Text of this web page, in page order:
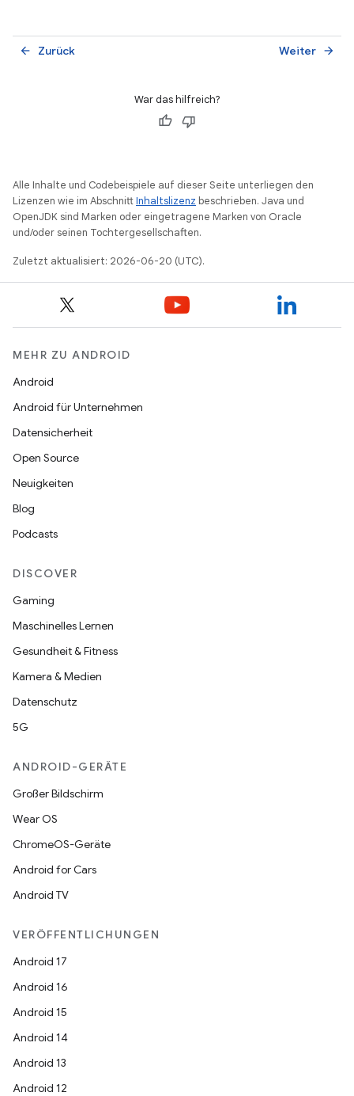
Zurück
arrow_back Weiter arrow_forward
War das hilfreich?
Alle Inhalte und Codebeispiele auf dieser Seite unterliegen den
Lizenzen wie im AbschnittInhaltslizenz beschrieben. Java und
OpenJDK sind Marken oder eingetragene Marken von Oracle
und/oder seinen Tochtergesellschaften.
Zuletzt aktualisiert: 2026-06-20 (UTC).
MEHR ZU ANDROID
Android
Android für Unternehmen
Datensicherheit
Open Source
Neuigkeiten
Blog
Podcasts
DISCOVER
Gaming
Maschinelles Lernen
Gesundheit & Fitness
Kamera & Medien
Datenschutz
5G
ANDROID-GERÄTE
Großer Bildschirm
Wear OS
ChromeOS-Geräte
Android for Cars
Android TV
VERÖFFENTLICHUNGEN
Android 17
Android 16
Android 15
Android 14
Android 13
Android 12